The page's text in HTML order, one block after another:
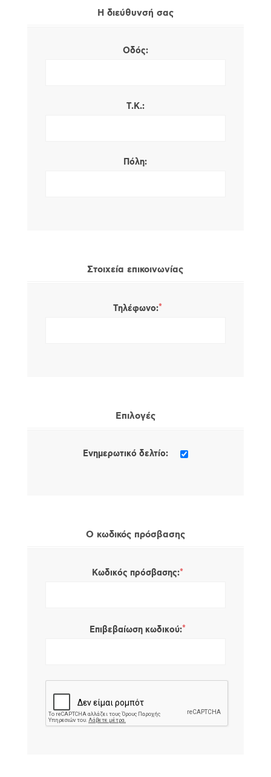
Η διεύθυνσή σας
Οδός:
Τ.Κ.:
Πόλη:
Στοιχεία επικοινωνίας
Τηλέφωνο:*
Επιλογές
Ενημερωτικό δελτίο:
Ο κωδικός πρόσβασης
Κωδικός πρόσβασης:*
Επιβεβαίωση κωδικού:*